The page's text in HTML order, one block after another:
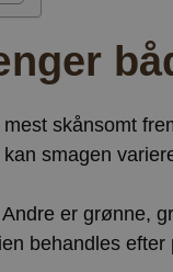
skånsomt
smagen
er grønne,
behandles efter